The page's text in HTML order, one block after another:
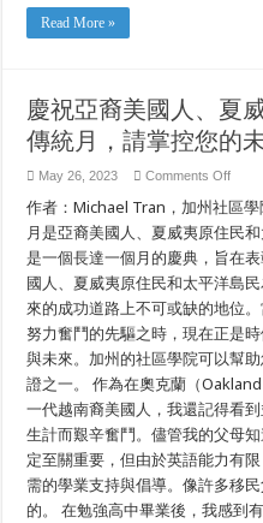
와
이
원
주
민
태
평
양
제
도
주
민
문
화
유
산
의
달
을
기
념
하
세
Read More »
慶祝亞裔美國人、夏
傳統月，請掌控您的
May 26, 2023 Comments Offon
祝
亞
裔
美
國
人、
夏
威
夷
原
住
民
和
太
平
洋
島
民
作者：Michael Tran，加州社區
月是亞裔美國人、夏威夷原住民
是一個長達一個月的慶典，旨在
國人、夏威夷原住民和太平洋島
來的成功道路上不可或缺的地位
努力奮鬥的先驅之時，現在正是
與未來。加州的社區學院可以幫
證之一。 作為在奧克蘭（
一代越南裔美國人，我還記得看
生計而艱辛奮鬥。儘管我的父母
定至關重要，但由於英語能力有
需的學業支持與倡導。像許多移
的。 在勉強高中畢業後，我感到